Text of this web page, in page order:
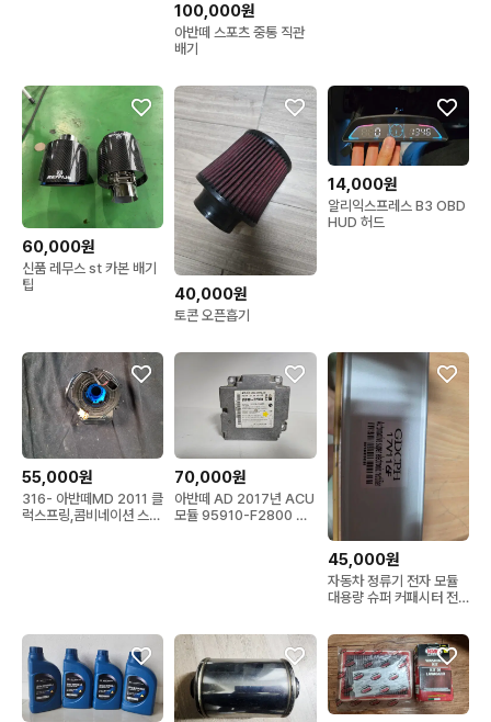
100,000원
아반떼 스포츠 중통 직관
배기
60,000원
신품 레무스 st 카본 배기
팁
40,000원
토콘 오픈흡기
14,000원
알리익스프레스 B3 OBD
HUD 허드
55,000원
316- 아반떼MD 2011 클
럭스프링,콤비네이션 스위
70,000원
아반떼 AD 2017년 ACU
모듈 95910-F2800 미
45,000원
자동차 정류기 전자 모듈
대용량 슈퍼 커패시터 전